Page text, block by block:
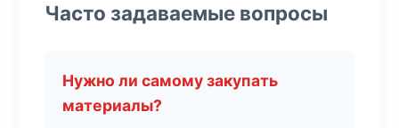
Часто задаваемые вопросы
Нужно ли самому закупать
материалы?